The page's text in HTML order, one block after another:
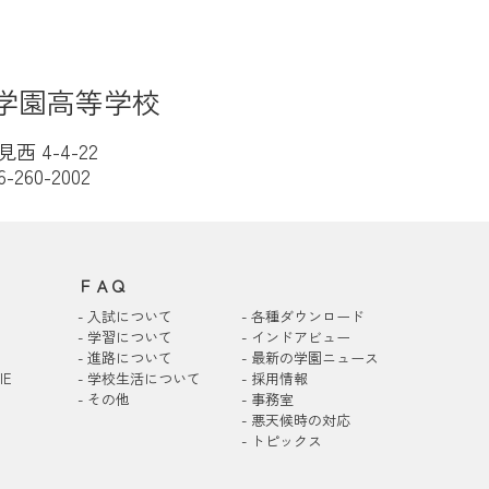
園高等学校
西 4-4-22
260-2002
ＦＡＱ
- 入試について
- 学習について
- 進路について
- 学校生活について
- その他
- 各種ダウンロード
- インドアビュー
- 最新の学園ニュース
- 採用情報
- 事務室
- 悪天候時の対応
- トピックス